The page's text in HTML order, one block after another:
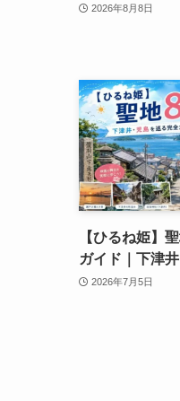
2026年8月8日
【ひるね姫】
ガイド｜下津
2026年7月5日